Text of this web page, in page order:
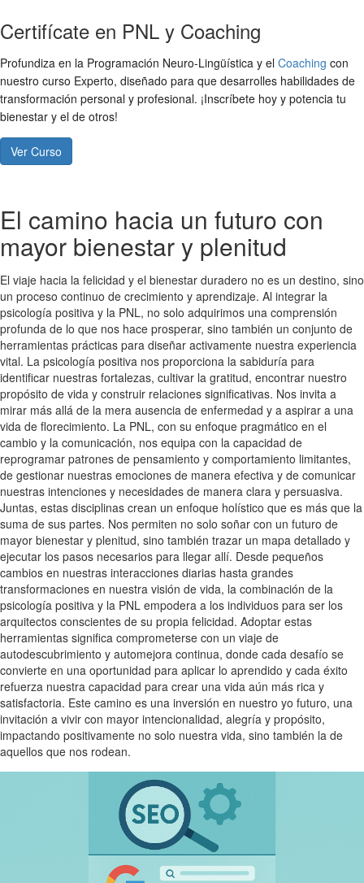
Certifícate en PNL y Coaching
Profundiza en la Programación Neuro-Lingüística y el Coaching con
nuestro curso Experto, diseñado para que desarrolles habilidades de
transformación personal y profesional. ¡Inscríbete hoy y potencia tu
bienestar y el de otros!
Ver Curso
El camino hacia un futuro con
mayor bienestar y plenitud
El viaje hacia la felicidad y el bienestar duradero no es un destino, sino
un proceso continuo de crecimiento y aprendizaje. Al integrar la
psicología positiva y la PNL, no solo adquirimos una comprensión
profunda de lo que nos hace prosperar, sino también un conjunto de
herramientas prácticas para diseñar activamente nuestra experiencia
vital. La psicología positiva nos proporciona la sabiduría para
identificar nuestras fortalezas, cultivar la gratitud, encontrar nuestro
propósito de vida y construir relaciones significativas. Nos invita a
mirar más allá de la mera ausencia de enfermedad y a aspirar a una
vida de florecimiento. La PNL, con su enfoque pragmático en el
cambio y la comunicación, nos equipa con la capacidad de
reprogramar patrones de pensamiento y comportamiento limitantes,
de gestionar nuestras emociones de manera efectiva y de comunicar
nuestras intenciones y necesidades de manera clara y persuasiva.
Juntas, estas disciplinas crean un enfoque holístico que es más que la
suma de sus partes. Nos permiten no solo soñar con un futuro de
mayor bienestar y plenitud, sino también trazar un mapa detallado y
ejecutar los pasos necesarios para llegar allí. Desde pequeños
cambios en nuestras interacciones diarias hasta grandes
transformaciones en nuestra visión de vida, la combinación de la
psicología positiva y la PNL empodera a los individuos para ser los
arquitectos conscientes de su propia felicidad. Adoptar estas
herramientas significa comprometerse con un viaje de
autodescubrimiento y automejora continua, donde cada desafío se
convierte en una oportunidad para aplicar lo aprendido y cada éxito
refuerza nuestra capacidad para crear una vida aún más rica y
satisfactoria. Este camino es una inversión en nuestro yo futuro, una
invitación a vivir con mayor intencionalidad, alegría y propósito,
impactando positivamente no solo nuestra vida, sino también la de
aquellos que nos rodean.